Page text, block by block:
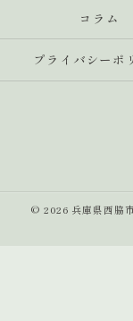
コラム
プライバシーポ
© 2026 兵庫県西脇